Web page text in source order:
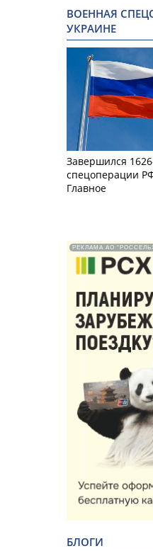
ВОЕННАЯ
УКРАИНЕ
Завершился
спецоперации
Главное
РЕКЛАМА АО
БЛОГИ